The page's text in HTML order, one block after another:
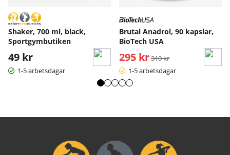
Shaker, 700 ml, black,
Sportgymbutiken
49 kr
1-5 arbetsdagar
Brutal Anadrol, 90 kapslar,
BioTech USA
295 kr Ordinarie pris:
310 kr
1-5 arbetsdagar